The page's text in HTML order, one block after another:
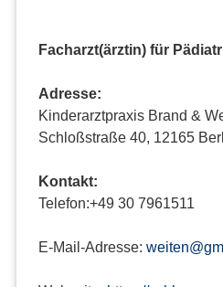
Facharzt(ärztin) für
Adresse:
Kinderarztpraxis Brand &
Schloßstraße 40, 12165
Kontakt:
Telefon:+49 30 7961511
E-Mail-Adresse: